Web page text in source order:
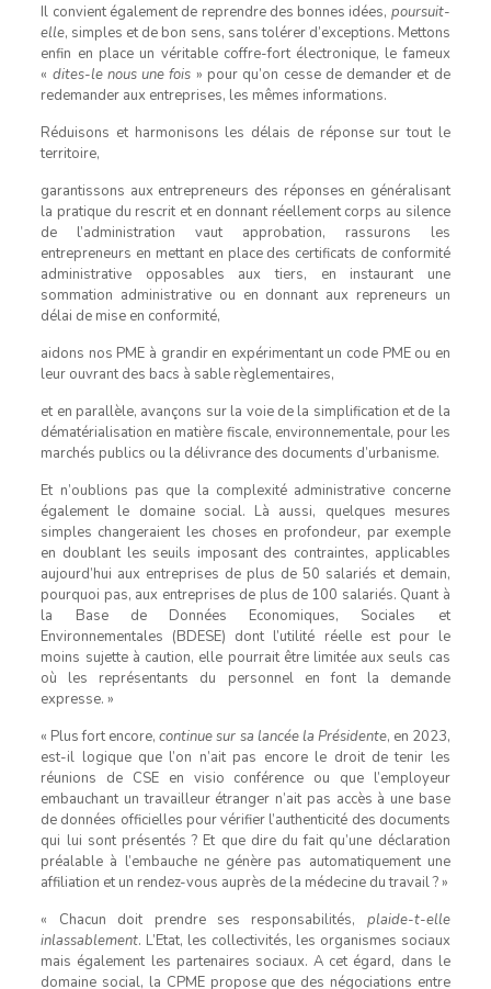
Il convient également de reprendre des bonnes idées, poursuit-
elle, simples et de bon sens, sans tolérer d’exceptions. Mettons
enfin en place un véritable coffre-fort électronique, le fameux
« dites-le nous une fois » pour qu’on cesse de demander et de
redemander aux entreprises, les mêmes informations.
Réduisons et harmonisons les délais de réponse sur tout le
territoire,
garantissons aux entrepreneurs des réponses en généralisant
la pratique du rescrit et en donnant réellement corps au silence
de l’administration vaut approbation, rassurons les
entrepreneurs en mettant en place des certificats de conformité
administrative opposables aux tiers, en instaurant une
sommation administrative ou en donnant aux repreneurs un
délai de mise en conformité,
aidons nos PME à grandir en expérimentant un code PME ou en
leur ouvrant des bacs à sable règlementaires,
et en parallèle, avançons sur la voie de la simplification et de la
dématérialisation en matière fiscale, environnementale, pour les
marchés publics ou la délivrance des documents d’urbanisme.
Et n’oublions pas que la complexité administrative concerne
également le domaine social. Là aussi, quelques mesures
simples changeraient les choses en profondeur, par exemple
en doublant les seuils imposant des contraintes, applicables
aujourd’hui aux entreprises de plus de 50 salariés et demain,
pourquoi pas, aux entreprises de plus de 100 salariés. Quant à
la Base de Données Economiques, Sociales et
Environnementales (BDESE) dont l’utilité réelle est pour le
moins sujette à caution, elle pourrait être limitée aux seuls cas
où les représentants du personnel en font la demande
expresse. »
« Plus fort encore,continue sur sa lancée la Présidente, en 2023,
est-il logique que l’on n’ait pas encore le droit de tenir les
réunions de CSE en visio conférence ou que l’employeur
embauchant un travailleur étranger n’ait pas accès à une base
de données officielles pour vérifier l’authenticité des documents
qui lui sont présentés ? Et que dire du fait qu’une déclaration
préalable à l’embauche ne génère pas automatiquement une
affiliation et un rendez-vous auprès de la médecine du travail ? »
« Chacun doit prendre ses responsabilités, plaide-t-elle
inlassablement. L’Etat, les collectivités, les organismes sociaux
mais également les partenaires sociaux. A cet égard, dans le
domaine social, la CPME propose que des négociations entre